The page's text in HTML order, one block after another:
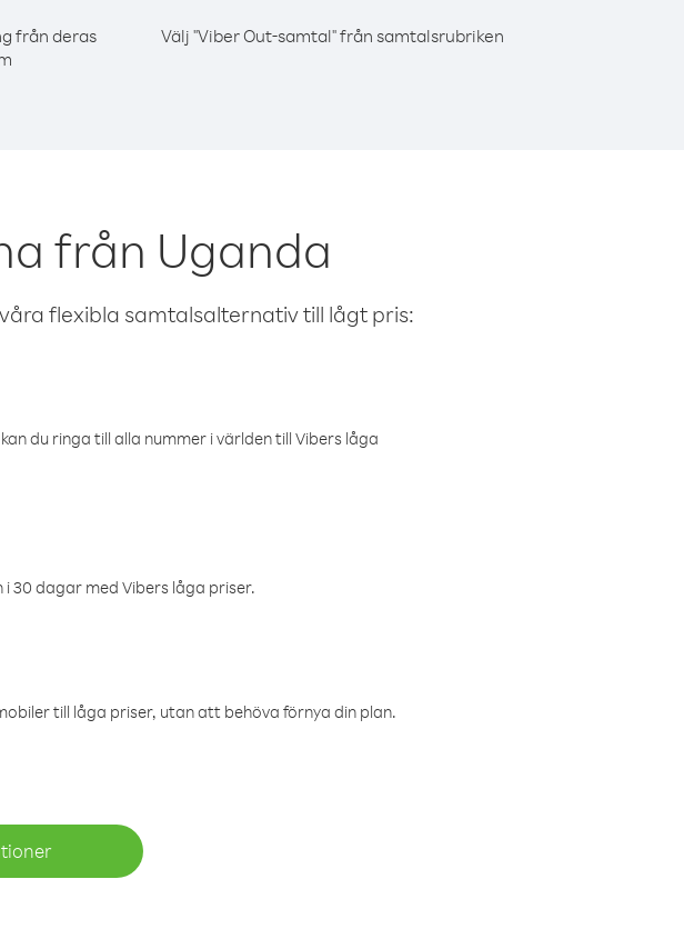
från deras
Välj "Viber Out-samtal" från samtalsrubriken
från Uganda
flexibla samtalsalternativ till lågt pris:
du ringa till alla nummer i världen till Vibers låga
30 dagar med Vibers låga priser.
till låga priser, utan att behöva förnya din plan.